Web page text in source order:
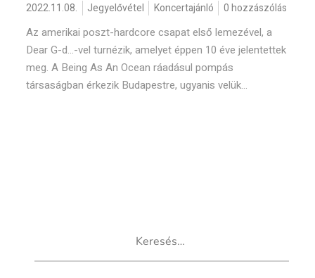
2022.11.08. Jegyelővétel Koncertajánló 0 hozzászólás
Az amerikai poszt-hardcore csapat első lemezével, a
Dear G-d…-vel turnézik, amelyet éppen 10 éve jelentettek
meg. A Being As An Ocean ráadásul pompás
társaságban érkezik Budapestre, ugyanis velük...